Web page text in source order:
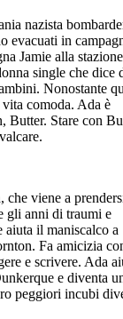
nazista
evacuati in
Jamie alla
single che dice
Nonostante
comoda. Ada è
Butter. Stare con
che viene a
gli anni di traumi e
aiuta il maniscalco a
Fa amicizia
e scrivere. Ada
e diventa
peggiori incubi